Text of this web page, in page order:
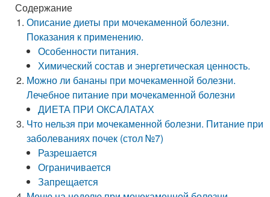
Содержание
Описание диеты при мочекаменной болезни.
Показания к применению.
Особенности питания.
Химический состав и энергетическая ценность.
Можно ли бананы при мочекаменной болезни.
Лечебное питание при мочекаменной болезни
ДИЕТА ПРИ ОКСАЛАТАХ
Что нельзя при мочекаменной болезни. Питание при
заболеваниях почек (стол №7)
Разрешается
Ограничивается
Запрещается